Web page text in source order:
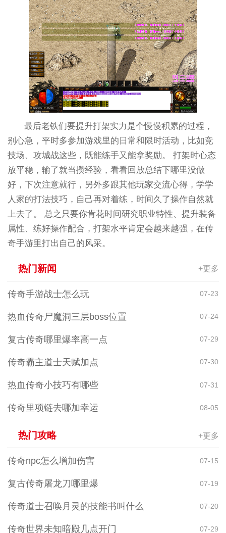
最后老铁们要提升打架实力是个慢慢积累的过程，
别心急，平时多参加游戏里的日常和限时活动，比如竞
技场、攻城战这些，既能练手又能拿奖励。 打架时心态
放平稳，输了就当攒经验，看看回放总结下哪里没做
好，下次注意就行，另外多跟其他玩家交流心得，学学
人家的打法技巧，自己再对着练，时间久了操作自然就
上去了。 总之只要你肯花时间研究职业特性、提升装备
属性、练好操作配合，打架水平肯定会越来越强，在传
奇手游里打出自己的风采。
热门新闻 +更多
传奇手游战士怎么玩 07-23
热血传奇尸魔洞三层boss位置 07-24
复古传奇哪里爆率高一点 07-29
传奇霸主道士天赋加点 07-30
热血传奇小技巧有哪些 07-31
传奇里项链去哪加幸运 08-05
热门攻略 +更多
传奇npc怎么增加伤害 07-15
复古传奇屠龙刀哪里爆 07-19
传奇道士召唤月灵的技能书叫什么 07-20
传奇世界未知暗殿几点开门 07-29